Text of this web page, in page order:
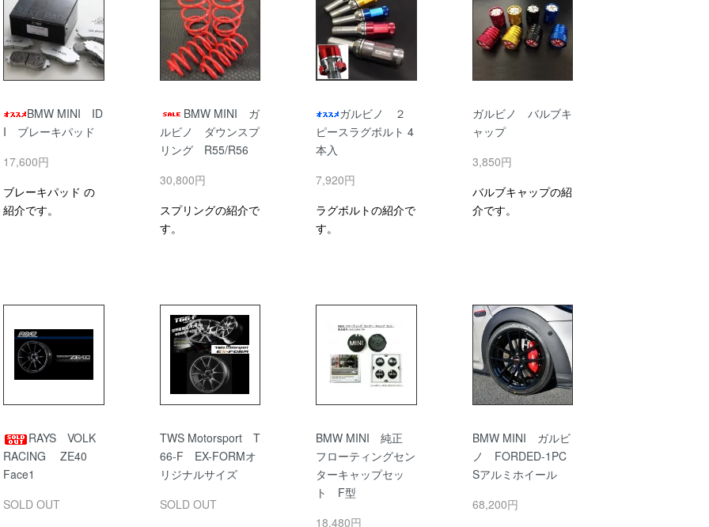
BMW MINI ID
I ブレーキパッド
17,600円
ブレーキパッド の
紹介です。
BMW MINI ガ
ルビノ ダウンスプ
リング R55/R56
30,800円
スプリングの紹介で
す。
ガルビノ ２
ピースラグボルト 4
本入
7,920円
ラグボルトの紹介で
す。
ガルビノ バルブキ
ャップ
3,850円
バルブキャップの紹
介です。
RAYS VOLK
RACING ZE40
Face1
SOLD OUT
TWS Motorsport T
66-F EX-FORMオ
リジナルサイズ
SOLD OUT
BMW MINI 純正
フローティングセン
ターキャップセッ
ト F型
18,480円
BMW MINI ガルビ
ノ FORDED-1PC
Sアルミホイール
68,200円